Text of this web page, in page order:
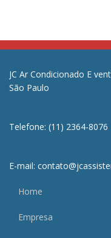
JC Ar Condicionado E
São Paulo
Telefone: (11) 2364-8076
E-mail:
Home
Empresa